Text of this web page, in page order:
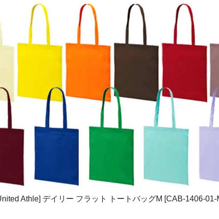
Athle] デイリー フラット トートバッグM [CAB-1406-01-